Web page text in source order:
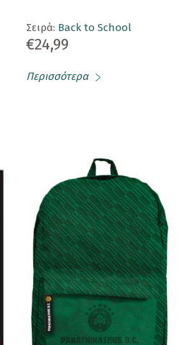
Σειρά: Back to School
€24,99
Περισσότερα